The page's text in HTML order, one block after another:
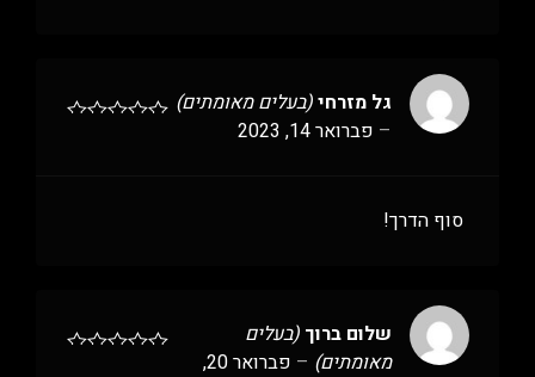
גל מזרחי(בעלים מאומתים)
– פברואר 14, 2023
סוף הדרך!
שלום ברוך (בעלים
מאומתים) – פברואר 20,